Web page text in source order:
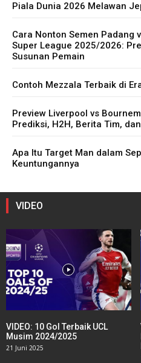
Piala Dunia 2026 Melawan
Cara Nonton Semen Padang
Super League 2025/2026:
Susunan Pemain
Contoh Mezzala Terbaik di
Preview Liverpool vs
Prediksi, H2H, Berita Tim,
Apa Itu Target Man dalam
Keuntungannya
VIDEO
VIDEO: 10 Gol Terbaik UCL
Musim 2024/2025
21 Juni 2025